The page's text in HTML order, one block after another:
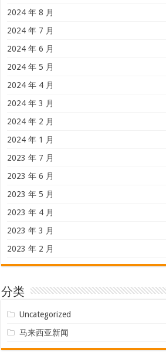
2024 年 8 月
2024 年 7 月
2024 年 6 月
2024 年 5 月
2024 年 4 月
2024 年 3 月
2024 年 2 月
2024 年 1 月
2023 年 7 月
2023 年 6 月
2023 年 5 月
2023 年 4 月
2023 年 3 月
2023 年 2 月
分类
Uncategorized
马来西亚新闻